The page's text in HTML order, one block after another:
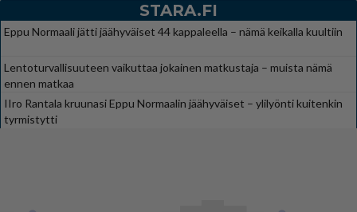
STARA.FI
Eppu Normaali jätti jäähyväiset 44 kappaleella – nämä keikalla kuultiin
Lentoturvallisuuteen vaikuttaa jokainen matkustaja – muista nämä
ennen matkaa
IIro Rantala kruunasi Eppu Normaalin jäähyväiset – ylilyönti kuitenkin
tyrmistytti